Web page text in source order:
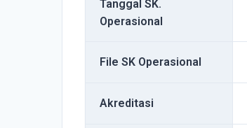
Tanggal SK.
Operasional
File SK Operasional
Akreditasi